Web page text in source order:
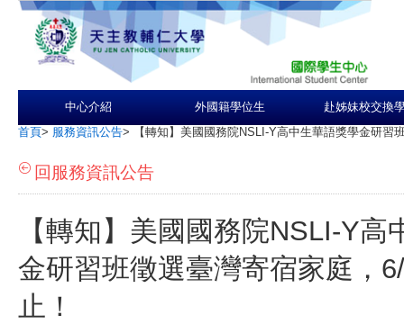
中心介紹 外國籍學位生 赴姊妹校交換
首頁> 服務資訊公告> 【轉知】美國國務院NSLI-Y高中生華語獎學金研習
回服務資訊公告
【轉知】美國國務院NSLI-Y高
金研習班徵選臺灣寄宿家庭，
止！